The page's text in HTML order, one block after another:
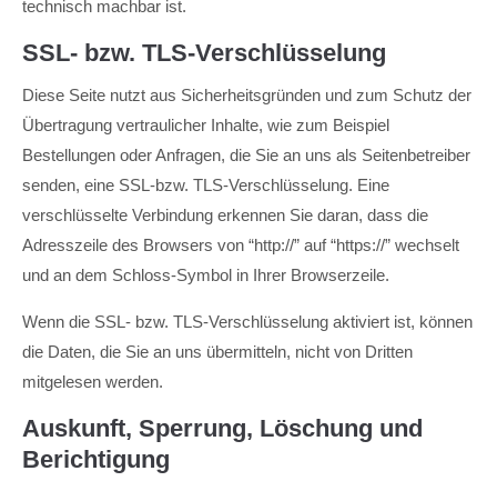
technisch machbar ist.
SSL- bzw. TLS-Verschlüsselung
Diese Seite nutzt aus Sicherheitsgründen und zum Schutz der
Übertragung vertraulicher Inhalte, wie zum Beispiel
Bestellungen oder Anfragen, die Sie an uns als Seitenbetreiber
senden, eine SSL-bzw. TLS-Verschlüsselung. Eine
verschlüsselte Verbindung erkennen Sie daran, dass die
Adresszeile des Browsers von “http://” auf “https://” wechselt
und an dem Schloss-Symbol in Ihrer Browserzeile.
Wenn die SSL- bzw. TLS-Verschlüsselung aktiviert ist, können
die Daten, die Sie an uns übermitteln, nicht von Dritten
mitgelesen werden.
Auskunft, Sperrung, Löschung und
Berichtigung